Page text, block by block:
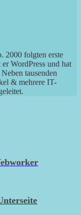
2000 folgten erste
WordPress und hat
tausenden
& mehrere IT-